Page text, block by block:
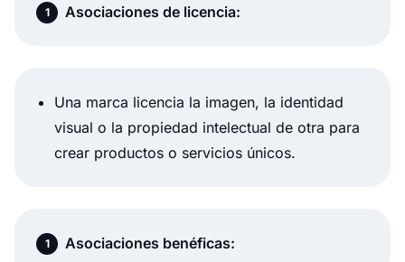
Asociaciones de licencia:
Una marca licencia la imagen, la identidad
visual o la propiedad intelectual de otra para
crear productos o servicios únicos.
Asociaciones benéficas: